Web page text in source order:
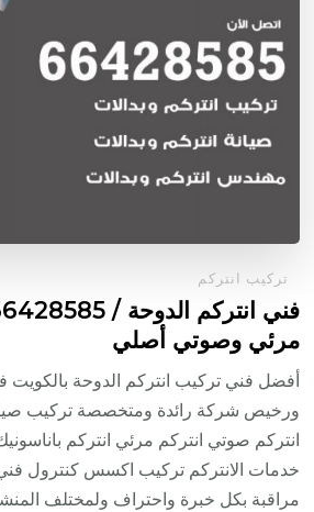
تركيب انتركم
مرئي وصوتي أصلي
أفضل فني تركيب انتركم الدوحة بالكويت
ورخيص شركة رائدة ومتخصصة تركيب
انتركم صوتي انتركم مرئي انتركم
خدمات الانتركم تركيب اكسس كنترول
مراقبة بكل خبرة واحتراف ولمختلف